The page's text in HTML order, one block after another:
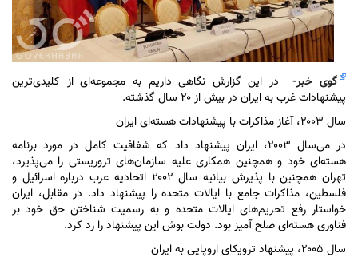
گوی خبر- در این گزارش نگاهی داریم به مجموعه‌ای از کلیدی‌ترین
پیشنهادات غرب به ایران در بیش از ۲۰ سال گذشته.
سال ۲۰۰۳، آغاز مذاکرات با پیشنهادات هسته‌ای ایران
در می‌سال ۲۰۰۳، ایران پیشنهاد داد که شفافیت کامل در مورد برنامه
هسته‌ای خود و همچنین همکاری علیه سازمان‌های تروریستی را می‌پذیرد،
تهران همچنین با پذیرش بیانیه سال ۲۰۰۲ اتحادیه عرب درباره اسرائیل و
فلسطین، مذاکرات جامع با ایالات متحده را پیشنهاد داد. در مقابل، ایران
خواستار رفع تحریم‌های ایالات متحده و به رسمیت شناختن حق خود بر
فناوری هسته‌ای صلح آمیز بود. دولت بوش این پیشنهاد را رد کرد.
سال ۲۰۰۵، پیشنهاد ترویکای اروپایی به ایران